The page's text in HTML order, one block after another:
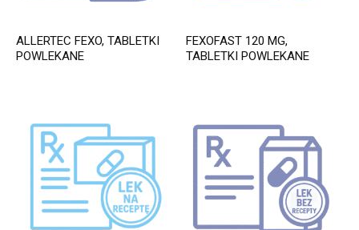
ALLERTEC FEXO, TABLETKI
POWLEKANE
FEXOFAST 120 MG,
TABLETKI POWLEKANE